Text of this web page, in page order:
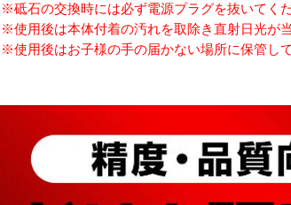
※砥石の交換時には必ず電源プラグを抜いてく
※使用後は本体付着の汚れを取除き直射日光が
※使用後はお子様の手の届かない場所に保管して